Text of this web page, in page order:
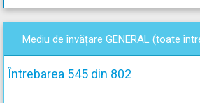
Mediu de învățare GENERAL (toate
Întrebarea 545 din 802